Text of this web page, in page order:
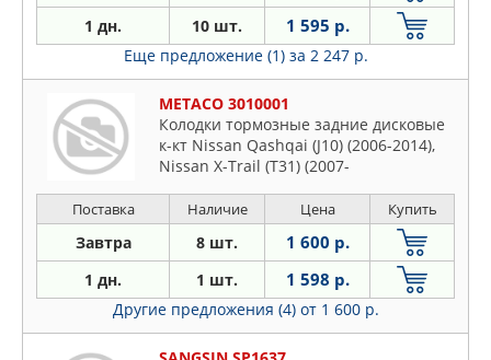
1 дн. 10 шт. 1 595 р.
Еще предложение (1) за 2 247 р.
METACO 3010001
Колодки тормозные задние дисковые
к-кт Nissan Qashqai (J10) (2006-2014),
Nissan X-Trail (T31) (2007-
Поставка Наличие Цена Купить
Завтра 8 шт. 1 600 р.
1 дн. 1 шт. 1 598 р.
Другие предложения (4) от 1 600 р.